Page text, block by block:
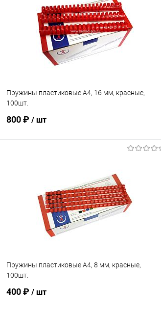
Купить в 1 клик К сравнению
В избранное В наличии
Пружины пластиковые А4, 16 мм, красные,
100шт.
800 ₽ / шт
К сравнению
В избранное В наличии
Пружины пластиковые А4, 8 мм, красные,
100шт.
400 ₽ / шт